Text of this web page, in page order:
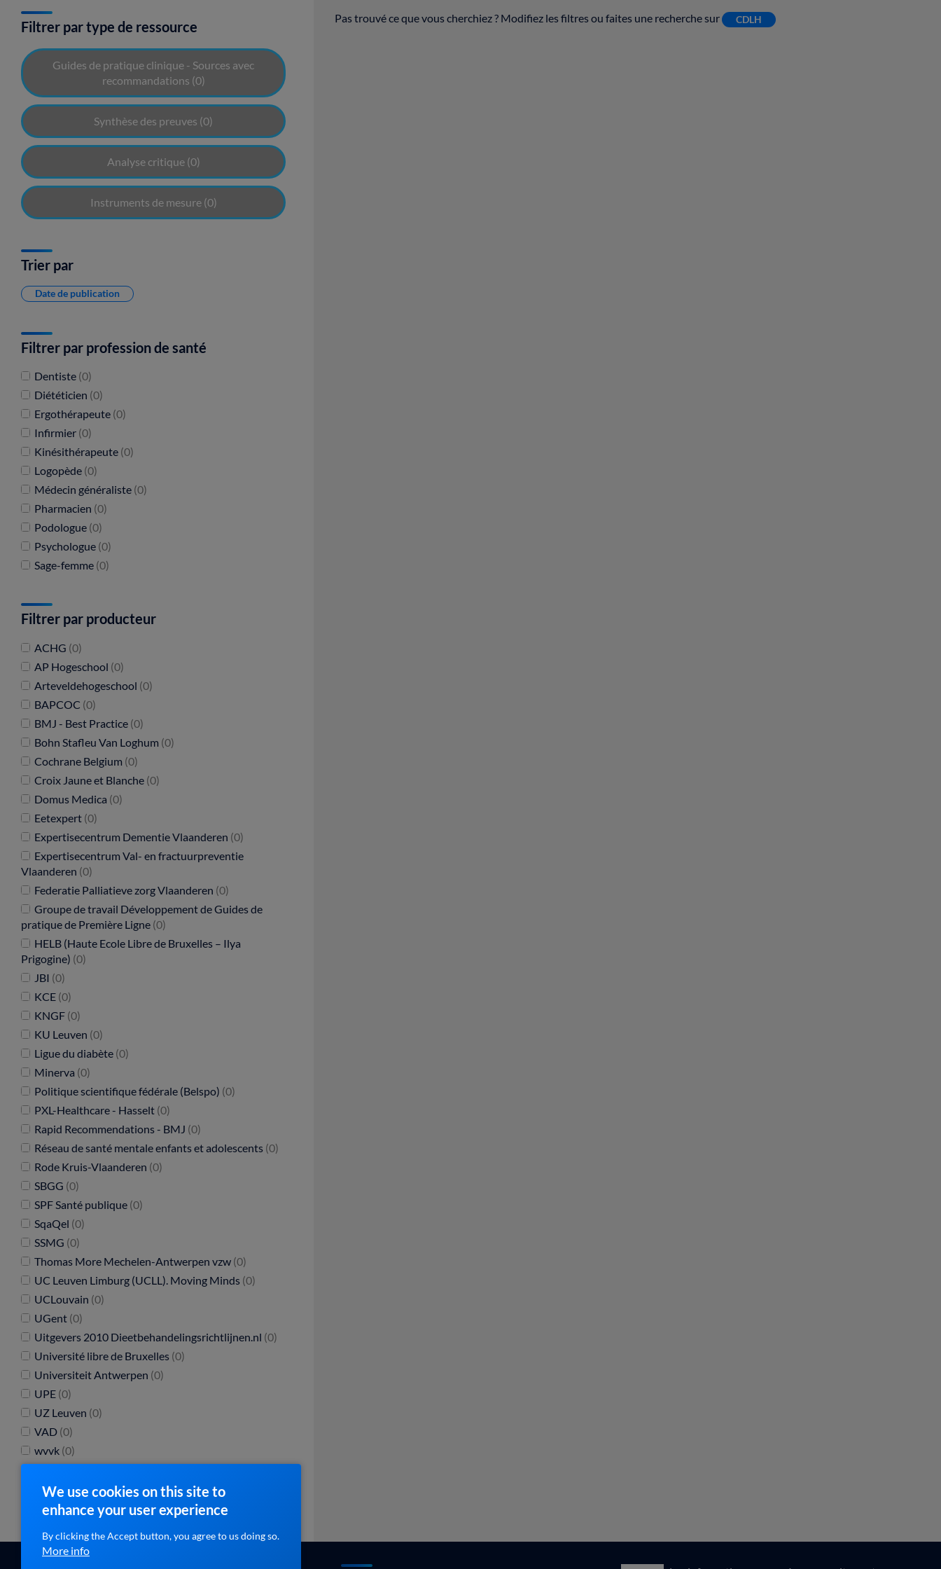
Filtrer par type de ressource
Guides de pratique clinique - Sources avec
recommandations (0)
Synthèse des preuves (0)
Analyse critique (0)
Instruments de mesure (0)
Trier par
Date de publication
Filtrer par profession de santé
Dentiste (0)
Diététicien (0)
Ergothérapeute (0)
Infirmier (0)
Kinésithérapeute (0)
Logopède (0)
Médecin généraliste (0)
Pharmacien (0)
Podologue (0)
Psychologue (0)
Sage-femme (0)
Filtrer par producteur
ACHG (0)
AP Hogeschool (0)
Arteveldehogeschool (0)
BAPCOC (0)
BMJ - Best Practice (0)
Bohn Stafleu Van Loghum (0)
Cochrane Belgium (0)
Croix Jaune et Blanche (0)
Domus Medica (0)
Eetexpert (0)
Expertisecentrum Dementie Vlaanderen (0)
Expertisecentrum Val- en fractuurpreventie
Vlaanderen (0)
Federatie Palliatieve zorg Vlaanderen (0)
Groupe de travail Développement de Guides de
pratique de Première Ligne (0)
HELB (Haute Ecole Libre de Bruxelles – Ilya
Prigogine) (0)
JBI (0)
KCE (0)
KNGF (0)
KU Leuven (0)
Ligue du diabète (0)
Minerva (0)
Politique scientifique fédérale (Belspo) (0)
PXL-Healthcare - Hasselt (0)
Rapid Recommendations - BMJ (0)
Réseau de santé mentale enfants et adolescents (0)
Rode Kruis-Vlaanderen (0)
SBGG (0)
SPF Santé publique (0)
SqaQel (0)
SSMG (0)
Thomas More Mechelen-Antwerpen vzw (0)
UC Leuven Limburg (UCLL). Moving Minds (0)
UCLouvain (0)
UGent (0)
Uitgevers 2010 Dieetbehandelingsrichtlijnen.nl (0)
Université libre de Bruxelles (0)
Universiteit Antwerpen (0)
UPE (0)
UZ Leuven (0)
VAD (0)
wvvk (0)
Pas trouvé ce que vous cherchiez ? Modifiez les filtres ou faites une recherche sur CDLH
We use cookies on this site to
enhance your user experience
By clicking the Accept button, you agree to us doing so.
More info